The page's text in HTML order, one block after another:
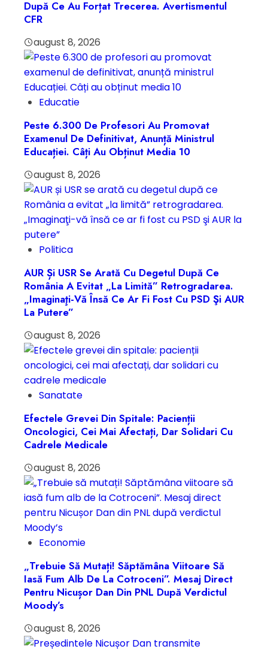
După Ce Au Forțat Trecerea. Avertismentul
CFR
august 8, 2026
Educatie
Peste 6.300 De Profesori Au Promovat
Examenul De Definitivat, Anunță Ministrul
Educației. Câți Au Obținut Media 10
august 8, 2026
Politica
AUR Și USR Se Arată Cu Degetul După Ce
România A Evitat „la Limită” Retrogradarea.
„Imaginaţi-Vă Însă Ce Ar Fi Fost Cu PSD Şi AUR
La Putere”
august 8, 2026
Sanatate
Efectele Grevei Din Spitale: Pacienții
Oncologici, Cei Mai Afectați, Dar Solidari Cu
Cadrele Medicale
august 8, 2026
Economie
„Trebuie Să Mutați! Săptămâna Viitoare Să
Iasă Fum Alb De La Cotroceni”. Mesaj Direct
Pentru Nicușor Dan Din PNL După Verdictul
Moody’s
august 8, 2026